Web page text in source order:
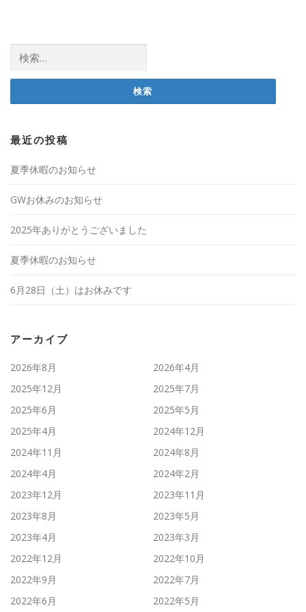
索:
最近の投稿
夏季休暇のお知らせ
GWお休みのお知らせ
2025年ありがとうございました
夏季休暇のお知らせ
6月28日（土）はお休みです
アーカイブ
2026年8月
2026年4月
2025年12月
2025年7月
2025年6月
2025年5月
2025年4月
2024年12月
2024年11月
2024年8月
2024年4月
2024年2月
2023年12月
2023年11月
2023年8月
2023年5月
2023年4月
2023年3月
2022年12月
2022年10月
2022年9月
2022年7月
2022年6月
2022年5月